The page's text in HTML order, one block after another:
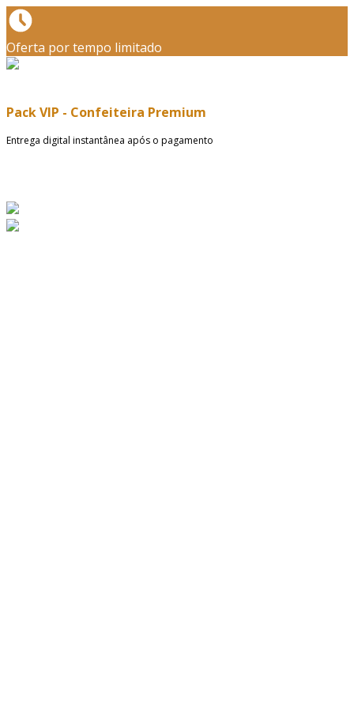
Oferta por tempo limitado
Pack VIP - Confeiteira Premium
Entrega digital instantânea após o pagamento